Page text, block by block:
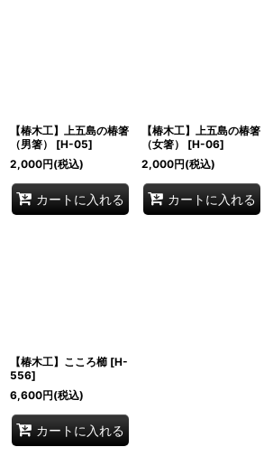
【椿木工】上五島の椿箸
（男箸）
[H-05]
2,000円(税込)
カートに入れる
【椿木工】上五島の椿箸
（女箸）
[H-06]
2,000円(税込)
カートに入れる
【椿木工】こころ櫛 [H-
556]
6,600円(税込)
カートに入れる